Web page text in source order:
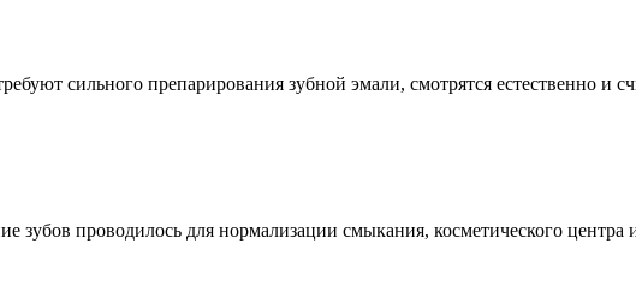
сильного препарирования зубной эмали, смотрятся естественно и
зубов проводилось для нормализации смыкания, косметического центра